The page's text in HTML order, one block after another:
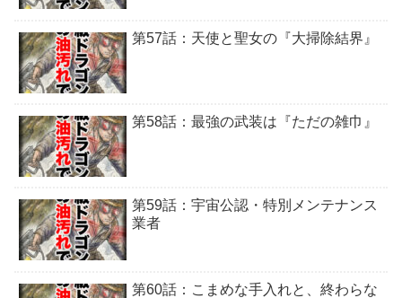
第57話：天使と聖女の『大掃除結界』
第58話：最強の武装は『ただの雑巾』
第59話：宇宙公認・特別メンテナンス
業者
第60話：こまめな手入れと、終わらな